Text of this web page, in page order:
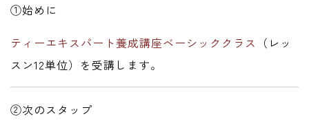
①始めに
ティーエキスパート養成講座ベーシッククラス （レッ
スン12単位）を受講します。
②次のスタップ